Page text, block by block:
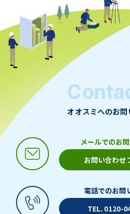
オオスミへのお
メールでのお
お問い合わせ
電話でのお問
TEL. 0120-